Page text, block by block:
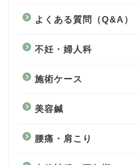
よくある質問（Q&A）
不妊・婦人科
施術ケース
美容鍼
腰痛・肩こり